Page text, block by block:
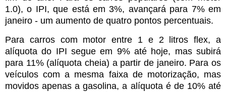
1.0), o IPI, que está em 3%, avançará para 7% em
janeiro - um aumento de quatro pontos percentuais.
Para carros com motor entre 1 e 2 litros flex, a
alíquota do IPI segue em 9% até hoje, mas subirá
para 11% (alíquota cheia) a partir de janeiro. Para os
veículos com a mesma faixa de motorização, mas
movidos apenas a gasolina, a alíquota é de 10% até